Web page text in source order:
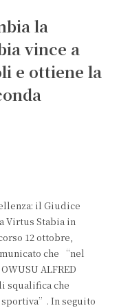
la
vince a
e ottiene la
il Giudice
Virtus Stabia in
12 ottobre,
che “nel
ALFRED
squalifica che
In seguito